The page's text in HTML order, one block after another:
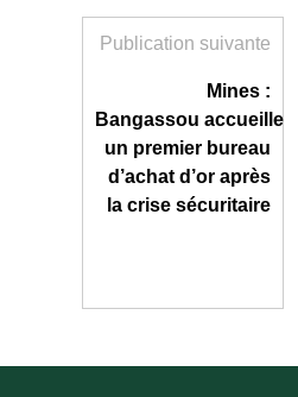
Publication suivante
Mines :
Bangassou accueille
un premier bureau
d’achat d’or après
la crise sécuritaire